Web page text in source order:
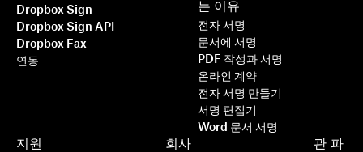
Dropbox Sign
Dropbox Sign API
Dropbox Fax
연동
는 이유
전자 서명
문서에 서명
PDF 작성과 서명
온라인 계약
전자 서명 만들기
서명 편집기
Word 문서 서명
지원
관 파
회사